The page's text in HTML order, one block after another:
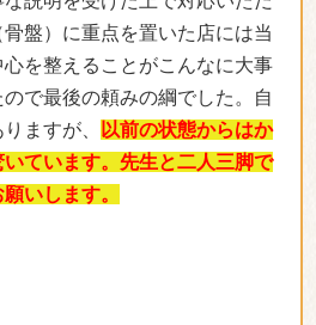
りますが、以前の状態からはか
ています。先生と二人三脚で
いします。
やすかったです」